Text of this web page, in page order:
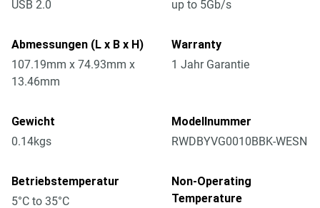
USB 2.0 up to 5Gb/s
Abmessungen (L x B x H)
107.19mm x 74.93mm x
13.46mm
Warranty
1 Jahr Garantie
Gewicht
0.14kgs
Modellnummer
RWDBYVG0010BBK-WESN
Betriebstemperatur
5°C to 35°C
Non-Operating
Temperature